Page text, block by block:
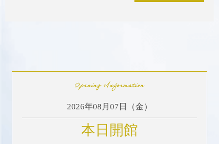
2026年08月07日（金）
本日開館